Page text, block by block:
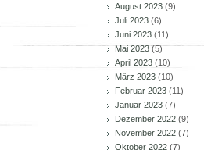
August 2023 (9)
Juli 2023 (6)
Juni 2023 (11)
Mai 2023(5)
April 2023 (10)
März 2023 (10)
Februar 2023 (11)
Januar 2023 (7)
Dezember 2022 (9)
November 2022 (7)
Oktober 2022 (7)